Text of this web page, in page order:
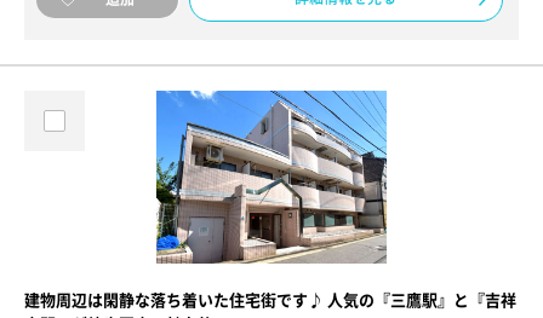
建物周辺は閑静な落ち着いた住宅街です♪ 人気の『三鷹駅』と『吉祥